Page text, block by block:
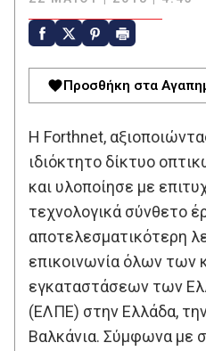
Προσθήκη στα
Η Forthnet,
ιδιόκτητο δίκτυο
και υλοποίησε με
τεχνολογικά σύνθετο
αποτελεσματικότερη
επικοινωνία όλων των
εγκαταστάσεων των
(ΕΛΠΕ) στην Ελλάδα,
Βαλκάνια. Σύμφωνα με